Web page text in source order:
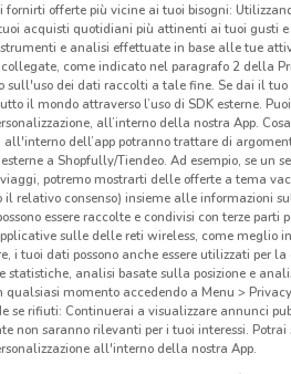
Bimbo Store
Scade il 26/08 4.4 km
fornirti offerte più vicine ai tuoi bisogni:
acquisti quotidiani più attinenti ai tuoi gusti
e analisi effettuate in base alle tue
come indicato nel paragrafo 2 della
sull'uso dei dati raccolti a tale fine. Se dai il
il mondo attraverso l’uso di SDK esterne.
all’interno della nostra App.
all'interno dell’app potranno trattare di
a Shopfully/Tiendeo. Ad esempio, se un
potremo mostrarti delle offerte a tema
il relativo consenso) insieme alle informazioni
essere raccolte e condivisi con terze
sulle delle reti wireless, come meglio
i tuoi dati possono anche essere utilizzati per
statistiche, analisi basate sulla posizione e
qualsiasi momento accedendo a Menu >
se rifiuti: Continuerai a visualizzare annunci
non saranno rilevanti per i tuoi interessi.
all'interno della nostra App.